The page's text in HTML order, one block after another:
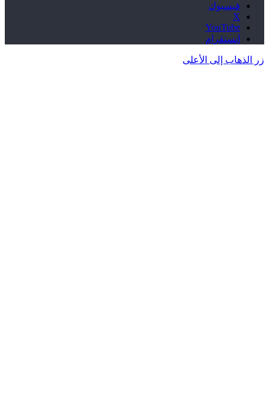
فيسبوك
‫X
‫YouTube
انستقرام
زر الذهاب إلى الأعلى